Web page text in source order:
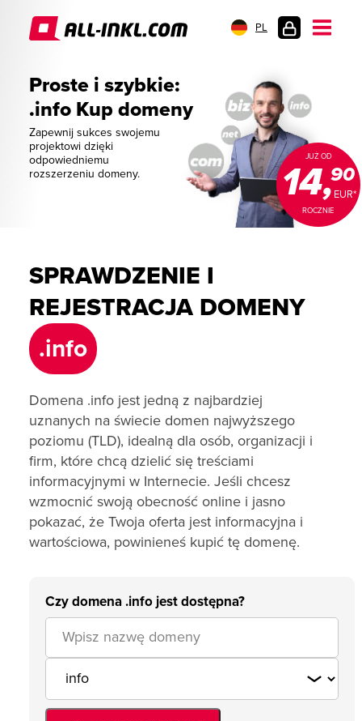
PL
Proste i szybkie:
.info Kup domeny
Zapewnij sukces swojemu
projektowi dzięki
odpowiedniemu
rozszerzeniu domeny.
JUŻ OD
14,EUR*
90
ROCZNIE
SPRAWDZENIE I
REJESTRACJA DOMENY
.info
Domena .info jest jedną z najbardziej
uznanych na świecie domen najwyższego
poziomu (TLD), idealną dla osób, organizacji i
firm, które chcą dzielić się treściami
informacyjnymi w Internecie. Jeśli chcesz
wzmocnić swoją obecność online i jasno
pokazać, że Twoja oferta jest informacyjna i
wartościowa, powinieneś kupić tę domenę.
Czy domena .info jest dostępna?